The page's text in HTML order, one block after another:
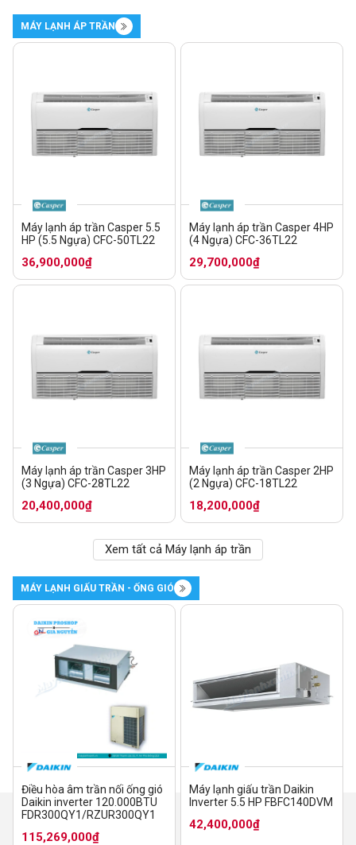
MÁY LẠNH ÁP TRẦN
Máy lạnh áp trần Casper 5.5
HP (5.5 Ngựa) CFC-50TL22
36,900,000₫
Máy lạnh áp trần Casper 4HP
(4 Ngựa) CFC-36TL22
29,700,000₫
Máy lạnh áp trần Casper 3HP
(3 Ngựa) CFC-28TL22
20,400,000₫
Máy lạnh áp trần Casper 2HP
(2 Ngựa) CFC-18TL22
18,200,000₫
Xem tất cả Máy lạnh áp trần
MÁY LẠNH GIẤU TRẦN - ỐNG GIÓ
Điều hòa âm trần nối ống gió
Daikin inverter 120.000BTU
FDR300QY1/RZUR300QY1
115,269,000₫
Máy lạnh giấu trần Daikin
Inverter 5.5 HP FBFC140DVM
42,400,000₫